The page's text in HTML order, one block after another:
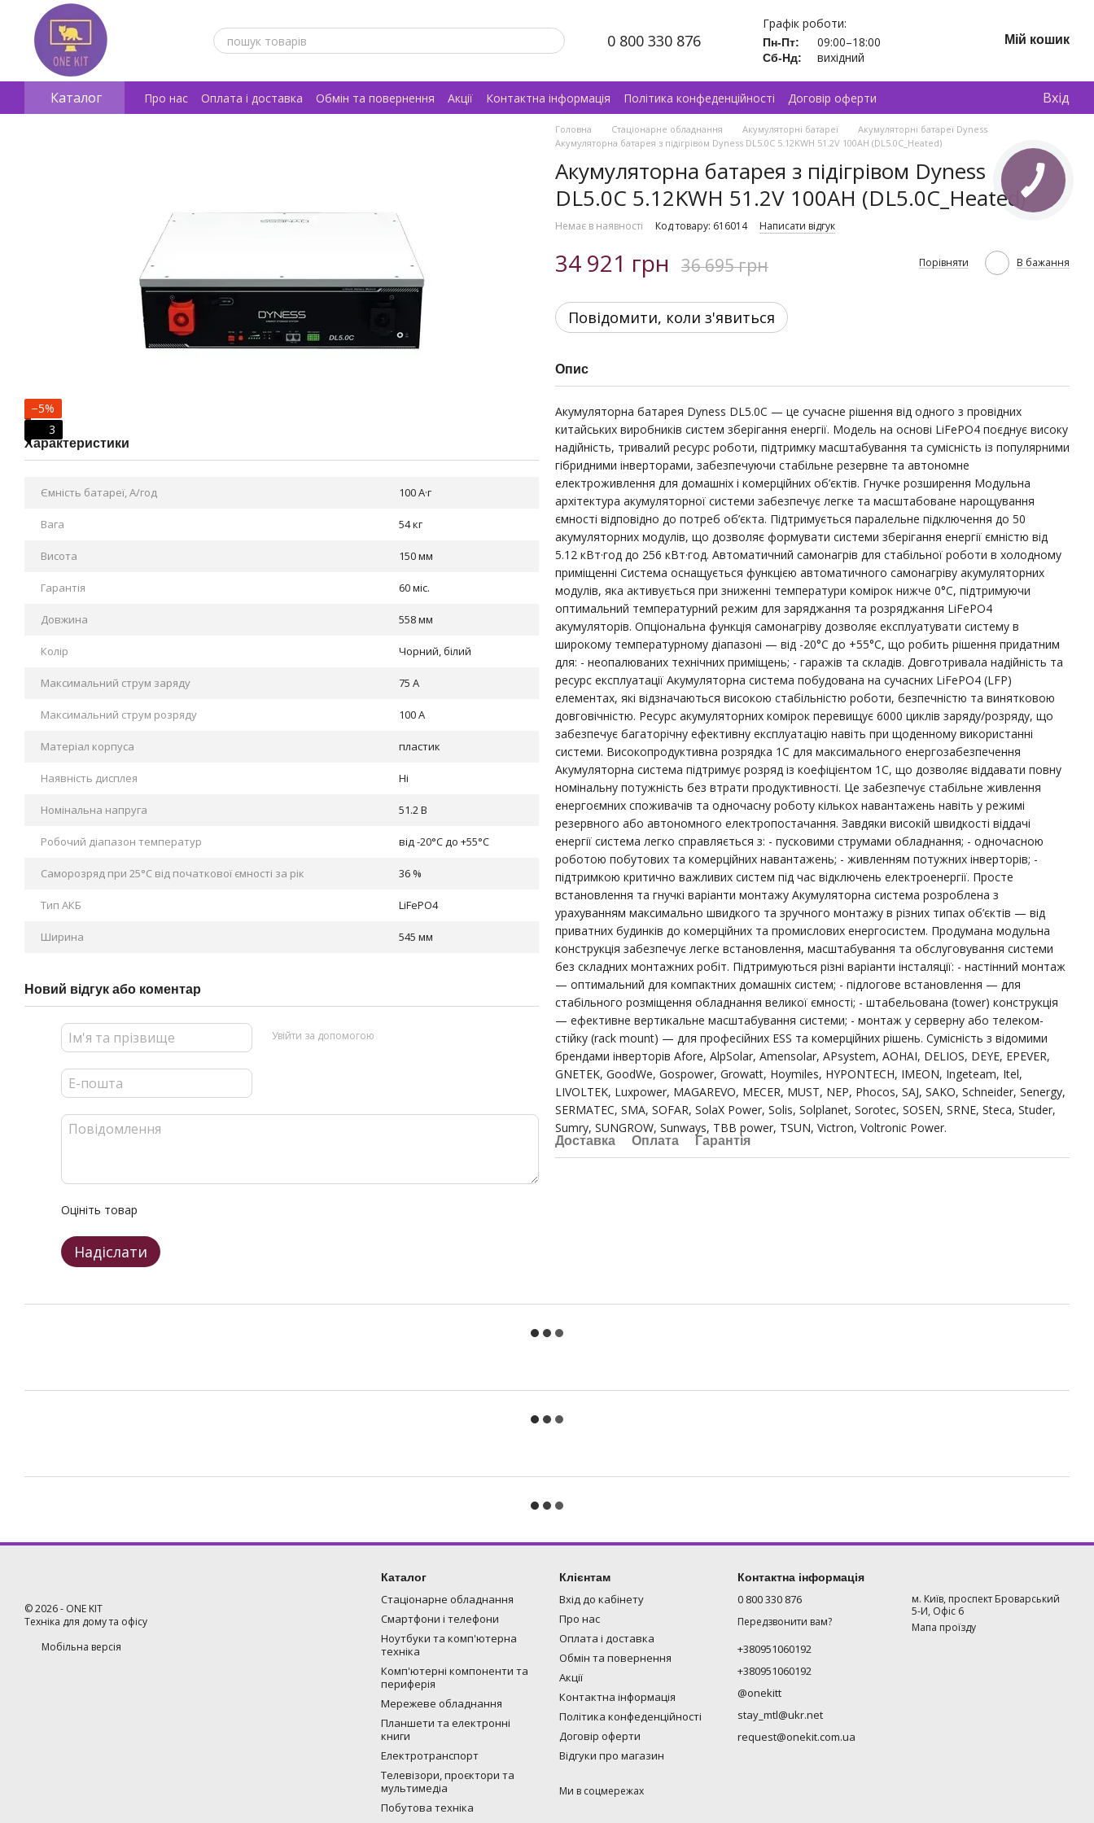
Перейти к основному контенту
0 800 330 876
Графік роботи:
Пн-Пт: 09:00–18:00
Сб-Нд: вихідний
Мій кошик
Каталог Про нас Оплата і доставка Обмін та повернення Акції Контактна інформація Політика конфеденційності
Договір оферти
Відгуки про магазин
Вхід
−5%
3
Характеристики
Ємність батареї, А/год 100 А·г
Вага 54 кг
Висота 150 мм
Гарантія 60 міс.
Довжина 558 мм
Колір Чорний, білий
Максимальний струм заряду 75 А
Максимальний струм розряду 100 А
Матеріал корпуса пластик
Наявність дисплея Ні
Номінальна напруга 51.2 В
Робочий діапазон температур від -20°C до +55°C
Саморозряд при 25°C від початкової ємності за рік 36 %
Тип АКБ LiFePO4
Ширина 545 мм
Новий відгук або коментар
Увійти за допомогою
Оцініть товар
Надіслати
Головна Стаціонарне обладнання Акумуляторні батареї
Акумуляторні батареї Dyness
Акумуляторна батарея з підігрівом Dyness DL5.0C 5.12KWH 51.2V 100AH (DL5.0C_Heated)
Акумуляторна батарея з підігрівом Dyness
DL5.0C 5.12KWH 51.2V 100AH (DL5.0C_Heated)
Немає в наявності Код товару: 616014 Написати відгук
34 921 грн 36 695 грн Порівняти В бажання
Повідомити, коли з'явиться
Опис
Акумуляторна батарея Dyness DL5.0C — це сучасне рішення від одного з провідних
китайських виробників систем зберігання енергії. Модель на основі LiFePO4 поєднує високу
надійність, тривалий ресурс роботи, підтримку масштабування та сумісність із популярними
гібридними інверторами, забезпечуючи стабільне резервне та автономне
електроживлення для домашніх і комерційних об’єктів. Гнучке розширення Модульна
архітектура акумуляторної системи забезпечує легке та масштабоване нарощування
ємності відповідно до потреб об’єкта. Підтримується паралельне підключення до 50
акумуляторних модулів, що дозволяє формувати системи зберігання енергії ємністю від
5.12 кВт·год до 256 кВт·год. Автоматичний самонагрів для стабільної роботи в холодному
приміщенні Система оснащується функцією автоматичного самонагріву акумуляторних
модулів, яка активується при зниженні температури комірок нижче 0°C, підтримуючи
оптимальний температурний режим для заряджання та розряджання LiFePO4
акумуляторів. Опціональна функція самонагріву дозволяє експлуатувати систему в
широкому температурному діапазоні — від -20°C до +55°C, що робить рішення придатним
для: - неопалюваних технічних приміщень; - гаражів та складів. Довготривала надійність та
ресурс експлуатації Акумуляторна система побудована на сучасних LiFePO4 (LFP)
елементах, які відзначаються високою стабільністю роботи, безпечністю та винятковою
довговічністю. Ресурс акумуляторних комірок перевищує 6000 циклів заряду/розряду, що
забезпечує багаторічну ефективну експлуатацію навіть при щоденному використанні
системи. Високопродуктивна розрядка 1C для максимального енергозабезпечення
Акумуляторна система підтримує розряд із коефіцієнтом 1C, що дозволяє віддавати повну
номінальну потужність без втрати продуктивності. Це забезпечує стабільне живлення
енергоємних споживачів та одночасну роботу кількох навантажень навіть у режимі
резервного або автономного електропостачання. Завдяки високій швидкості віддачі
енергії система легко справляється з: - пусковими струмами обладнання; - одночасною
роботою побутових та комерційних навантажень; - живленням потужних інверторів; -
підтримкою критично важливих систем під час відключень електроенергії. Просте
встановлення та гнучкі варіанти монтажу Акумуляторна система розроблена з
урахуванням максимально швидкого та зручного монтажу в різних типах об’єктів — від
приватних будинків до комерційних та промислових енергосистем. Продумана модульна
конструкція забезпечує легке встановлення, масштабування та обслуговування системи
без складних монтажних робіт. Підтримуються різні варіанти інсталяції: - настінний монтаж
— оптимальний для компактних домашніх систем; - підлогове встановлення — для
стабільного розміщення обладнання великої ємності; - штабельована (tower) конструкція
— ефективне вертикальне масштабування системи; - монтаж у серверну або телеком-
стійку (rack mount) — для професійних ESS та комерційних рішень. Сумісність з відомими
брендами інверторів Afore, AlpSolar, Amensolar, APsystem, AOHAI, DELIOS, DEYE, EPEVER,
GNETEK, GoodWe, Gospower, Growatt, Hoymiles, HYPONTECH, IMEON, Ingeteam, Itel,
LIVOLTEK, Luxpower, MAGAREVO, MECER, MUST, NEP, Phocos, SAJ, SAKO, Schneider, Senergy,
SERMATEC, SMA, SOFAR, SolaX Power, Solis, Solplanet, Sorotec, SOSEN, SRNE, Steca, Studer,
Sumry, SUNGROW, Sunways, TBB power, TSUN, Victron, Voltronic Power.
Доставка Оплата Гарантія
©2026- ONE KIT
Техніка для дому та офісу
Мобільна версія
Каталог
Стаціонарне обладнання
Смартфони і телефони
Ноутбуки та комп'ютерна
техніка
Комп'ютерні компоненти та
периферія
Мережеве обладнання
Планшети та електронні
книги
Електротранспорт
Телевізори, проєктори та
мультимедіа
Побутова техніка
Клієнтам
Вхід до кабінету
Про нас
Оплата і доставка
Обмін та повернення
Акції
Контактна інформація
Політика конфеденційності
Договір оферти
Відгуки про магазин
Ми в соцмережах
Контактна інформація
0 800 330 876
Передзвонити вам?
+380951060192
+380951060192
@onekitt
stay_mtl@ukr.net
request@onekit.com.ua
м. Київ, проспект Броварський
5-И, Офіс 6
Мапа проїзду